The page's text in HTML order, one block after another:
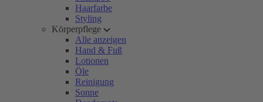
Haarfarbe
Styling
Körperpflege
Alle anzeigen
Hand & Fuß
Lotionen
Öle
Reinigung
Sonne